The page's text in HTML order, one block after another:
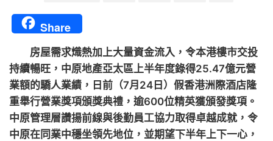
Share
房屋需求熾熱加上大量資金流入，令本港樓市交投
持續暢旺，中原地產亞太區上半年度錄得25.47億元營
業額的驕人業績，日前（7月24日）假香港洲際酒店隆
重舉行營業獎項頒獎典禮，逾600位精英獲頒發獎項。
中原管理層讚揚前線與後勤員工協力取得卓越成就，令
中原在同業中穩坐領先地位，並期望下半年上下一心，